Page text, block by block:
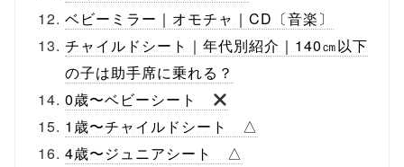
ベビーミラー｜オモチャ｜CD〔音楽〕
チャイルドシート｜年代別紹介｜140㎝以下
の子は助手席に乗れる？
0歳〜ベビーシート
1歳〜チャイルドシート △
4歳〜ジュニアシート △